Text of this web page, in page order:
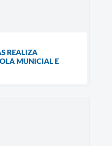
REALIZA
MUNICIAL E